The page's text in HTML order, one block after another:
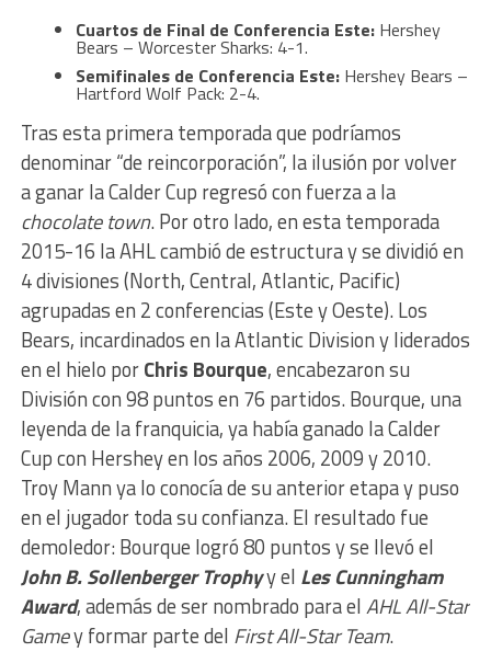
Cuartos de Final de Conferencia Este:Hershey
Bears – Worcester Sharks: 4-1.
Semifinales de Conferencia Este:Hershey Bears –
Hartford Wolf Pack: 2-4.
Tras esta primera temporada que podríamos
denominar “de reincorporación”, la ilusión por volver
a ganar la Calder Cup regresó con fuerza a la
chocolate town. Por otro lado, en esta temporada
2015-16 la AHL cambió de estructura y se dividió en
4 divisiones (North, Central, Atlantic, Pacific)
agrupadas en 2 conferencias (Este y Oeste). Los
Bears, incardinados en la Atlantic Division y liderados
en el hielo porChris Bourque, encabezaron su
División con 98 puntos en 76 partidos. Bourque, una
leyenda de la franquicia, ya había ganado la Calder
Cup con Hershey en los años 2006, 2009 y 2010.
Troy Mann ya lo conocía de su anterior etapa y puso
en el jugador toda su confianza. El resultado fue
demoledor: Bourque logró 80 puntos y se llevó el
John B. Sollenberger Trophyy el Les Cunningham
Award, además de ser nombrado para elAHL All-Star
Gamey formar parte del First All-Star Team.